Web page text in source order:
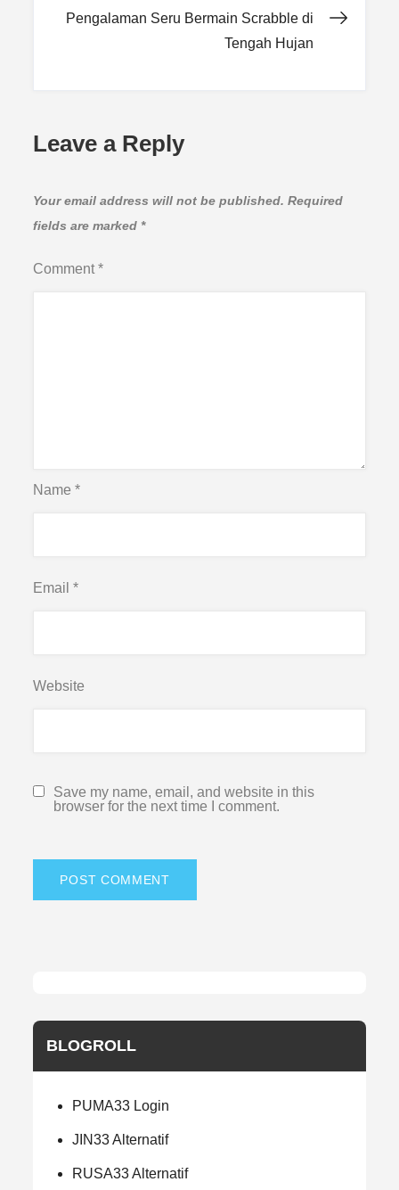
Pengalaman Seru Bermain Scrabble di
Tengah Hujan
Leave a Reply
Your email address will not be published. Required
fields are marked *
Comment*
Name*
Email*
Website
Save my name, email, and website in this
browser for the next time I comment.
BLOGROLL
PUMA33 Login
JIN33 Alternatif
RUSA33 Alternatif